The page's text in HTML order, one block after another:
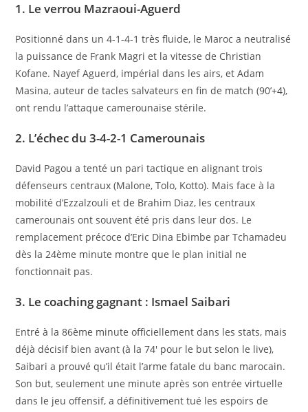
1. Le verrou Mazraoui-Aguerd
Positionné dans un 4-1-4-1 très fluide, le Maroc a neutralisé
la puissance de Frank Magri et la vitesse de Christian
Kofane. Nayef Aguerd, impérial dans les airs, et Adam
Masina, auteur de tacles salvateurs en fin de match (90’+4),
ont rendu l’attaque camerounaise stérile.
2. L’échec du 3-4-2-1 Camerounais
David Pagou a tenté un pari tactique en alignant trois
défenseurs centraux (Malone, Tolo, Kotto). Mais face à la
mobilité d’Ezzalzouli et de Brahim Diaz, les centraux
camerounais ont souvent été pris dans leur dos. Le
remplacement précoce d’Eric Dina Ebimbe par Tchamadeu
dès la 24ème minute montre que le plan initial ne
fonctionnait pas.
3. Le coaching gagnant : Ismael Saibari
Entré à la 86ème minute officiellement dans les stats, mais
déjà décisif bien avant (à la 74′ pour le but selon le live),
Saibari a prouvé qu’il était l’arme fatale du banc marocain.
Son but, seulement une minute après son entrée virtuelle
dans le jeu offensif, a définitivement tué les espoirs de